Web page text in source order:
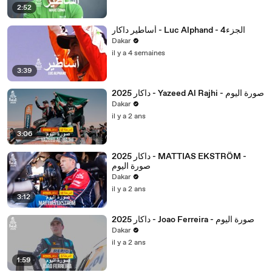
2:52
3:39
أساطير داكار - Luc Alphand - 4الجزء
Dakar
il y a 4 semaines
3:06
داكار 2025 - Yazeed Al Rajhi - صورة اليوم
Dakar
il y a 2 ans
3:12
داكار 2025 - MATTIAS EKSTRÖM -
صورة اليوم
Dakar
il y a 2 ans
1:59
داكار 2025 - Joao Ferreira - صورة اليوم
Dakar
il y a 2 ans